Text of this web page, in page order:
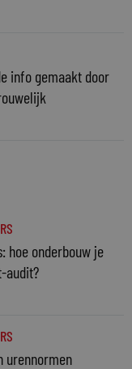
info gemaakt door
hoe onderbouw je
audit?
urennormen